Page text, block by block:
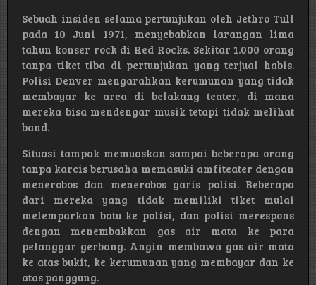
Sebuah insiden selama pertunjukan oleh Jethro Tull
pada 10 Juni 1971, menyebabkan larangan lima
tahun konser rock di Red Rocks. Sekitar 1.000 orang
tanpa tiket tiba di pertunjukan yang terjual habis.
Polisi Denver mengarahkan kerumunan yang tidak
membayar ke area di belakang teater, di mana
mereka bisa mendengar musik tetapi tidak melihat
band.
Situasi tampak memuaskan sampai beberapa orang
tanpa karcis berusaha memasuki amfiteater dengan
menerobos dan menerobos garis polisi. Beberapa
dari mereka yang tidak memiliki tiket mulai
melemparkan batu ke polisi, dan polisi merespons
dengan menembakkan gas air mata ke para
pelanggar gerbang. Angin membawa gas air mata
ke atas bukit, ke kerumunan yang membayar dan ke
atas panggung.